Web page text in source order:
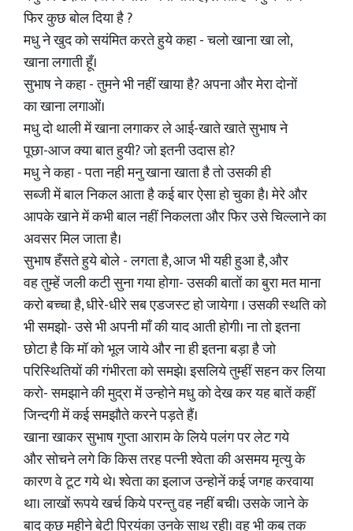
फिर कुछ बोल दिया है ?
मधु ने खुद को सयंमित करते हुये कहा - चलो खाना खा लो,
खाना लगाती हूँ।
सुभाष ने कहा - तुमने भी नहीं खाया है? अपना और मेरा दोनों
का खाना लगाओं।
मधु दो थाली में खाना लगाकर ले आई-खाते खाते सुभाष ने
पूछा-आज क्या बात हुयी? जो इतनी उदास हो?
मधु ने कहा - पता नही मनु खाना खाता है तो उसकी ही
सब्जी में बाल निकल आता है कई बार ऐसा हो चुका है। मेरे और
आपके खाने में कभी बाल नहीं निकलता और फिर उसे चिल्लाने का
अवसर मिल जाता है।
सुभाष हँसते हुये बोले - लगता है, आज भी यही हुआ है, और
वह तुम्हें जली कटी सुना गया होगा- उसकी बातों का बुरा मत माना
करो बच्चा है, धीरे-धीरे सब एडजस्ट हो जायेगा । उसकी स्थति को
भी समझो- उसे भी अपनी माँ की याद आती होगी। ना तो इतना
छोटा है कि मॉ को भूल जाये और ना ही इतना बड़ा है जो
परिस्थितियों की गंभीरता को समझे। इसलिये तुम्हीं सहन कर लिया
करो- समझाने की मुद्रा में उन्होने मधु को देख कर यह बातें कहीं
जिन्दगी में कई समझौते करने पड़ते हैं।
खाना खाकर सुभाष गुप्ता आराम के लिये पलंग पर लेट गये
और सोचने लगे कि किस तरह पत्नी श्वेता की असमय मृत्यु के
कारण वे टूट गये थे। श्वेता का इलाज उन्होनें कई जगह करवाया
था। लाखों रूपये खर्च किये परन्तु वह नहीं बची। उसके जाने के
बाद कुछ महीने बेटी प्रियंका उनके साथ रही। वह भी कब तक